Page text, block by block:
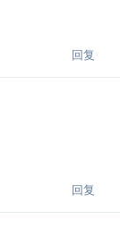
回复
回复